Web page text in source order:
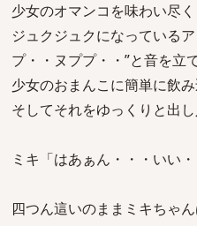
少女のオマンコを味わい尽
ジュクジュクになっている
プ・・ヌププ・・”と音を立
少女のおまんこに簡単に飲み
そしてそれをゆっくりと出し
ミキ「はあぁん・・・いい
四つん這いのままミキちゃ